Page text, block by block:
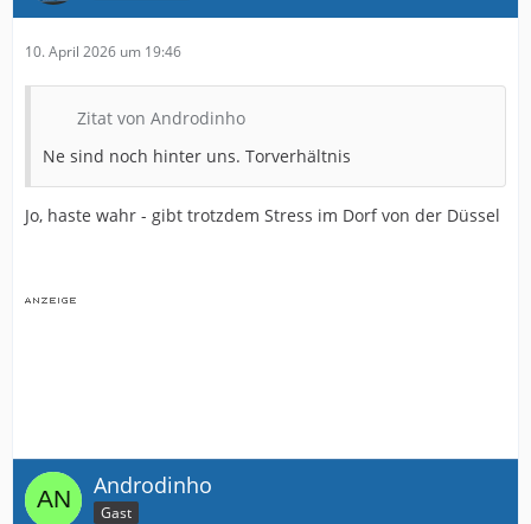
10. April 2026 um 19:46
Zitat von Androdinho
Ne sind noch hinter uns. Torverhältnis
Jo, haste wahr - gibt trotzdem Stress im Dorf von der Düssel
Androdinho
Gast